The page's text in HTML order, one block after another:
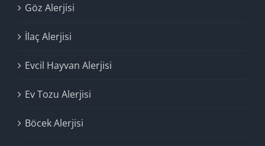
Göz Alerjisi
İlaç Alerjisi
Evcil Hayvan Alerjisi
Ev Tozu Alerjisi
Böcek Alerjisi